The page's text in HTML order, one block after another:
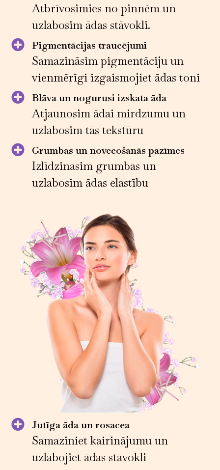
Atbrīvosimies no pinnēm un
uzlabosim ādas stāvokli.
Pigmentācijas traucējumi
Samazināsim pigmentāciju un
vienmērīgi izgaismojiet ādas toni
Blāva un nogurusi izskata āda
Atjaunosim ādai mirdzumu un
uzlabosim tās tekstūru
Grumbas un novecošanās pazīmes
Izlīdzinasim grumbas un
uzlabosim ādas elastību
Jutīga āda un rosacea
Samaziniet kairinājumu un
uzlabojiet ādas stāvokli